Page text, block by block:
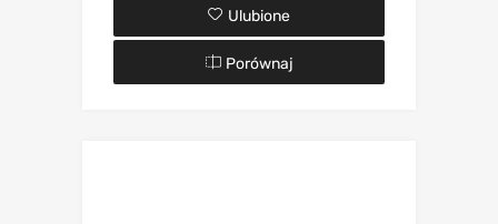
Ulubione
Porównaj